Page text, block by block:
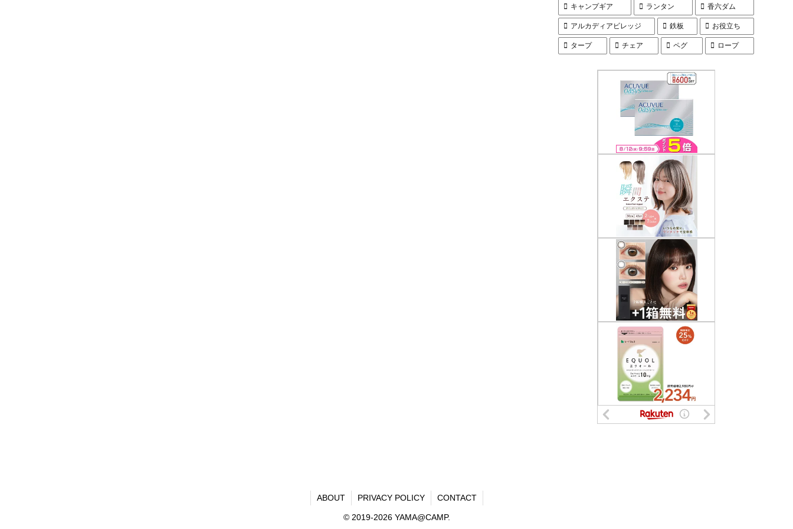
キャンプギア ランタン 香六ダム
アルカディアビレッジ 鉄板 お役立ち
タープ チェア ペグ ロープ
ABOUT PRIVACY POLICY CONTACT
© 2019-2026 YAMA@CAMP.